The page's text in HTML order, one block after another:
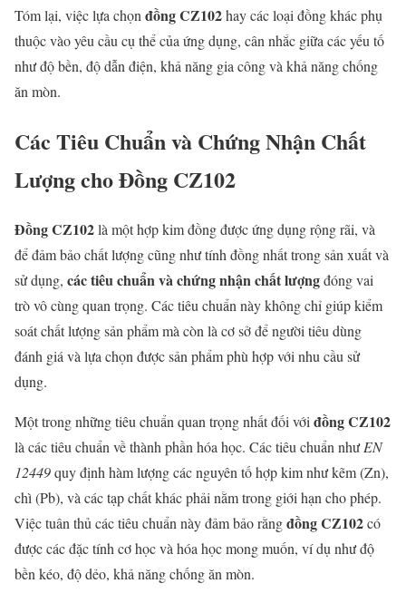
Tóm lại, việc lựa chọn đồng CZ102hay các loại đồng khác phụ
thuộc vào yêu cầu cụ thể của ứng dụng, cân nhắc giữa các yếu tố
như độ bền, độ dẫn điện, khả năng gia công và khả năng chống
ăn mòn.
Các Tiêu Chuẩn và Chứng Nhận Chất
Lượng cho Đồng CZ102
Đồng CZ102là một hợp kim đồng được ứng dụng rộng rãi, và
để đảm bảo chất lượng cũng như tính đồng nhất trong sản xuất và
sử dụng, các tiêu chuẩn và chứng nhận chất lượngđóng vai
trò vô cùng quan trọng. Các tiêu chuẩn này không chỉ giúp kiểm
soát chất lượng sản phẩm mà còn là cơ sở để người tiêu dùng
đánh giá và lựa chọn được sản phẩm phù hợp với nhu cầu sử
dụng.
Một trong những tiêu chuẩn quan trọng nhất đối với đồng CZ102
là các tiêu chuẩn về thành phần hóa học. Các tiêu chuẩn nhưEN
12449quy định hàm lượng các nguyên tố hợp kim như kẽm (Zn),
chì (Pb), và các tạp chất khác phải nằm trong giới hạn cho phép.
Việc tuân thủ các tiêu chuẩn này đảm bảo rằngđồng CZ102có
được các đặc tính cơ học và hóa học mong muốn, ví dụ như độ
bền kéo, độ dẻo, khả năng chống ăn mòn.